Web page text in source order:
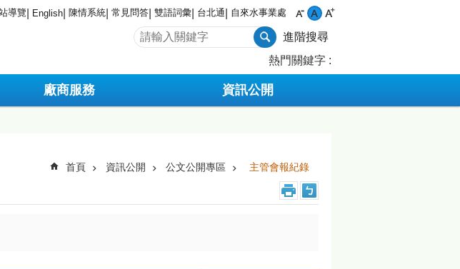
導覽 English 陳情系統 常見問答 雙語詞彙 台北通 自來水事業處
進階搜尋
熱門關鍵字
廠商服務 資訊公開
首頁 資訊公開 公文公開專區 主管會報紀錄